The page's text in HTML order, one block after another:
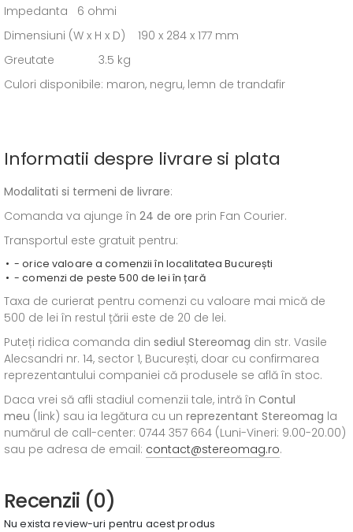
Impedanta 6 ohmi
Dimensiuni (W x H x D) 190 x 284 x 177 mm
Greutate 3.5 kg
Culori disponibile: maron, negru, lemn de trandafir
Informatii despre livrare si plata
Modalitati si termeni de livrare:
Comanda va ajunge în 24 de ore prin Fan Courier.
Transportul este gratuit pentru:
- orice valoare a comenzii în localitatea București
- comenzi de peste 500 de lei în țară
Taxa de curierat pentru comenzi cu valoare mai mică de
500 de lei în restul țării este de 20 de lei.
Puteți ridica comanda din sediul Stereomag din str. Vasile
Alecsandri nr. 14, sector 1, București, doar cu confirmarea
reprezentantului companiei că produsele se află în stoc.
Daca vrei să afli stadiul comenzii tale, intră în Contul
meu (link) sau ia legătura cu un reprezentant Stereomag la
numărul de call-center: 0744 357 664 (Luni-Vineri: 9.00-20.00)
sau pe adresa de email: contact@stereomag.ro.
Recenzii (0)
Nu exista review-uri pentru acest produs